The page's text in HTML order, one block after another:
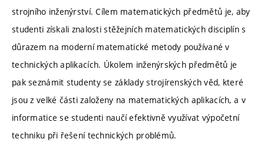
strojního inženýrství. Cílem matematických předmětů je, aby
studenti získali znalosti stěžejních matematických disciplín s
důrazem na moderní matematické metody používané v
technických aplikacích. Úkolem inženýrských předmětů je
pak seznámit studenty se základy strojírenských věd, které
jsou z velké části založeny na matematických aplikacích, a v
informatice se studenti naučí efektivně využívat výpočetní
techniku při řešení technických problémů.